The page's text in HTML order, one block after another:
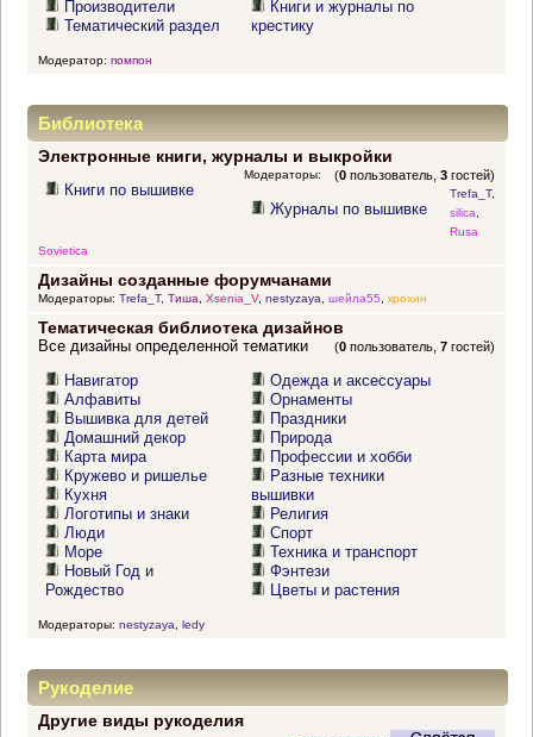
Производители
Тематический раздел
Книги и журналы по
крестику
Модератор: помпон
Библиотека
Электронные книги, журналы и выкройки
(0 пользователь,3 гостей)
Книги по вышивке
Журналы по вышивке
Модераторы:
Trefa_T,
silica,
Rusa
Sovietica
Дизайны созданные форумчанами
Модераторы: Trefa_T, Тиша, Xsenia_V, nestyzaya, шейла55, крохин
Тематическая библиотека дизайнов
(0 пользователь,7 гостей)
Все дизайны определенной тематики
Навигатор
Алфавиты
Вышивка для детей
Домашний декор
Карта мира
Кружево и ришелье
Кухня
Логотипы и знаки
Люди
Море
Новый Год и
Рождество
Одежда и аксессуары
Орнаменты
Праздники
Природа
Профессии и хобби
Разные техники
вышивки
Религия
Спорт
Техника и транспорт
Фэнтези
Цветы и растения
Модераторы: nestyzaya ledy
Рукоделие
Другие виды рукоделия